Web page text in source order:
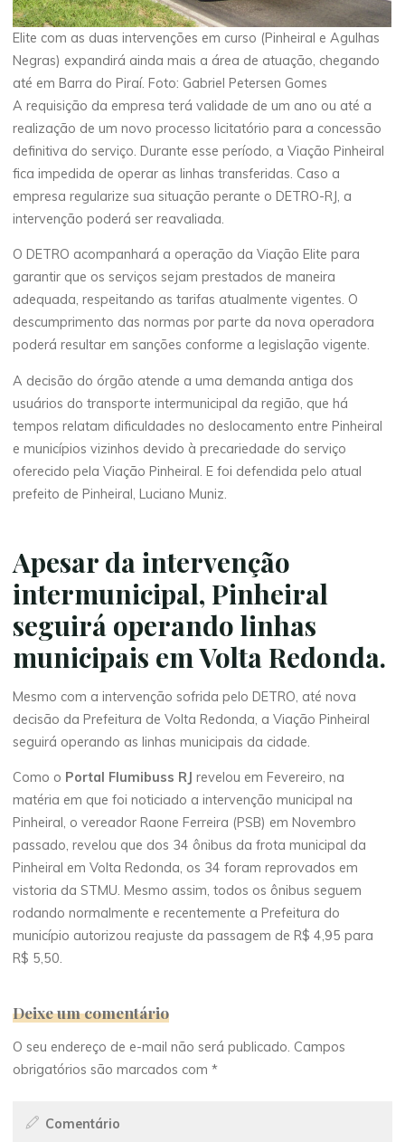
Elite com as duas intervenções em curso (Pinheiral e Agulhas
Negras) expandirá ainda mais a área de atuação, chegando
até em Barra do Piraí. Foto: Gabriel Petersen Gomes
A requisição da empresa terá validade de um ano ou até a
realização de um novo processo licitatório para a concessão
definitiva do serviço. Durante esse período, a Viação Pinheiral
fica impedida de operar as linhas transferidas. Caso a
empresa regularize sua situação perante o DETRO-RJ, a
intervenção poderá ser reavaliada.
O DETRO acompanhará a operação da Viação Elite para
garantir que os serviços sejam prestados de maneira
adequada, respeitando as tarifas atualmente vigentes. O
descumprimento das normas por parte da nova operadora
poderá resultar em sanções conforme a legislação vigente.
A decisão do órgão atende a uma demanda antiga dos
usuários do transporte intermunicipal da região, que há
tempos relatam dificuldades no deslocamento entre Pinheiral
e municípios vizinhos devido à precariedade do serviço
oferecido pela Viação Pinheiral. E foi defendida pelo atual
prefeito de Pinheiral, Luciano Muniz.
Apesar da intervenção
intermunicipal, Pinheiral
seguirá operando linhas
municipais em Volta Redonda.
Mesmo com a intervenção sofrida pelo DETRO, até nova
decisão da Prefeitura de Volta Redonda, a Viação Pinheiral
seguirá operando as linhas municipais da cidade.
Como o Portal Flumibuss RJ revelou em Fevereiro, na
matéria em que foi noticiado a intervenção municipal na
Pinheiral, o vereador Raone Ferreira (PSB) em Novembro
passado, revelou que dos 34 ônibus da frota municipal da
Pinheiral em Volta Redonda, os 34 foram reprovados em
vistoria da STMU. Mesmo assim, todos os ônibus seguem
rodando normalmente e recentemente a Prefeitura do
município autorizou reajuste da passagem de R$ 4,95 para
R$ 5,50.
Deixe um comentário
O seu endereço de e-mail não será publicado. Campos
obrigatórios são marcados com*